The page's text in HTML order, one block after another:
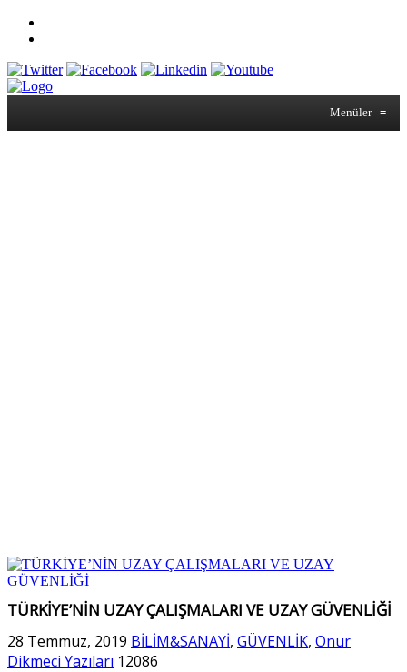
Menüler ≡
TÜRKİYE’NİN UZAY ÇALIŞMALARI VE UZAY GÜVENLİĞİ
28 Temmuz, 2019 BİLİM&SANAYİ, GÜVENLİK, Onur
Dikmeci Yazıları 12086